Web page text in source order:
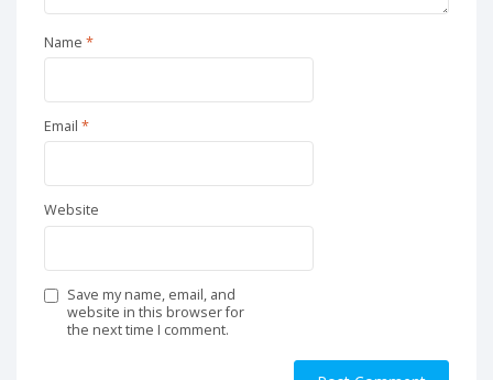
Name *
Email *
Website
Save my name, email, and
website in this browser for
the next time I comment.